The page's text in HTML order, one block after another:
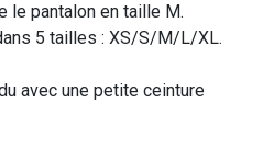
le pantalon en taille M.
5 tailles : XS/S/M/L/XL.
avec une petite ceinture